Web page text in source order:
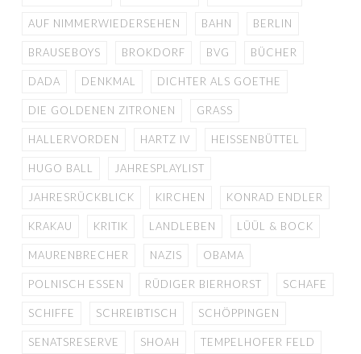
AUF NIMMERWIEDERSEHEN BAHN BERLIN
BRAUSEBOYS BROKDORF BVG BÜCHER
DADA DENKMAL DICHTER ALS GOETHE
DIE GOLDENEN ZITRONEN GRASS
HALLERVORDEN HARTZ IV HEISSENBÜTTEL
HUGO BALL JAHRESPLAYLIST
JAHRESRÜCKBLICK KIRCHEN KONRAD ENDLER
KRAKAU KRITIK LANDLEBEN LÜÜL & BOCK
MAURENBRECHER NAZIS OBAMA
POLNISCH ESSEN RÜDIGER BIERHORST SCHAFE
SCHIFFE SCHREIBTISCH SCHÖPPINGEN
SENATSRESERVE SHOAH TEMPELHOFER FELD